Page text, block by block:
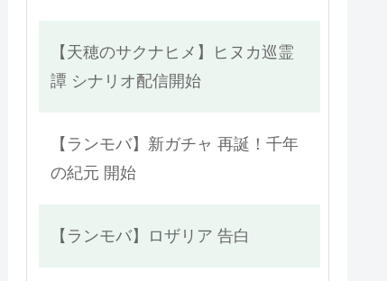
【天穂のサクナヒメ】ヒヌカ巡霊
譚 シナリオ配信開始
【ランモバ】新ガチャ 再誕！千年
の紀元 開始
【ランモバ】ロザリア 告白